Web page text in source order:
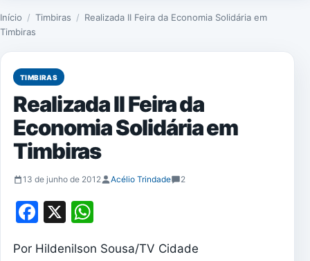
Início / Timbiras / Realizada II Feira da Economia Solidária em
Timbiras
TIMBIRAS
Realizada II Feira da
Economia Solidária em
Timbiras
13 de junho de 2012 Acélio Trindade 2
Facebook
X
Por Hildenilson Sousa/TV Cidade